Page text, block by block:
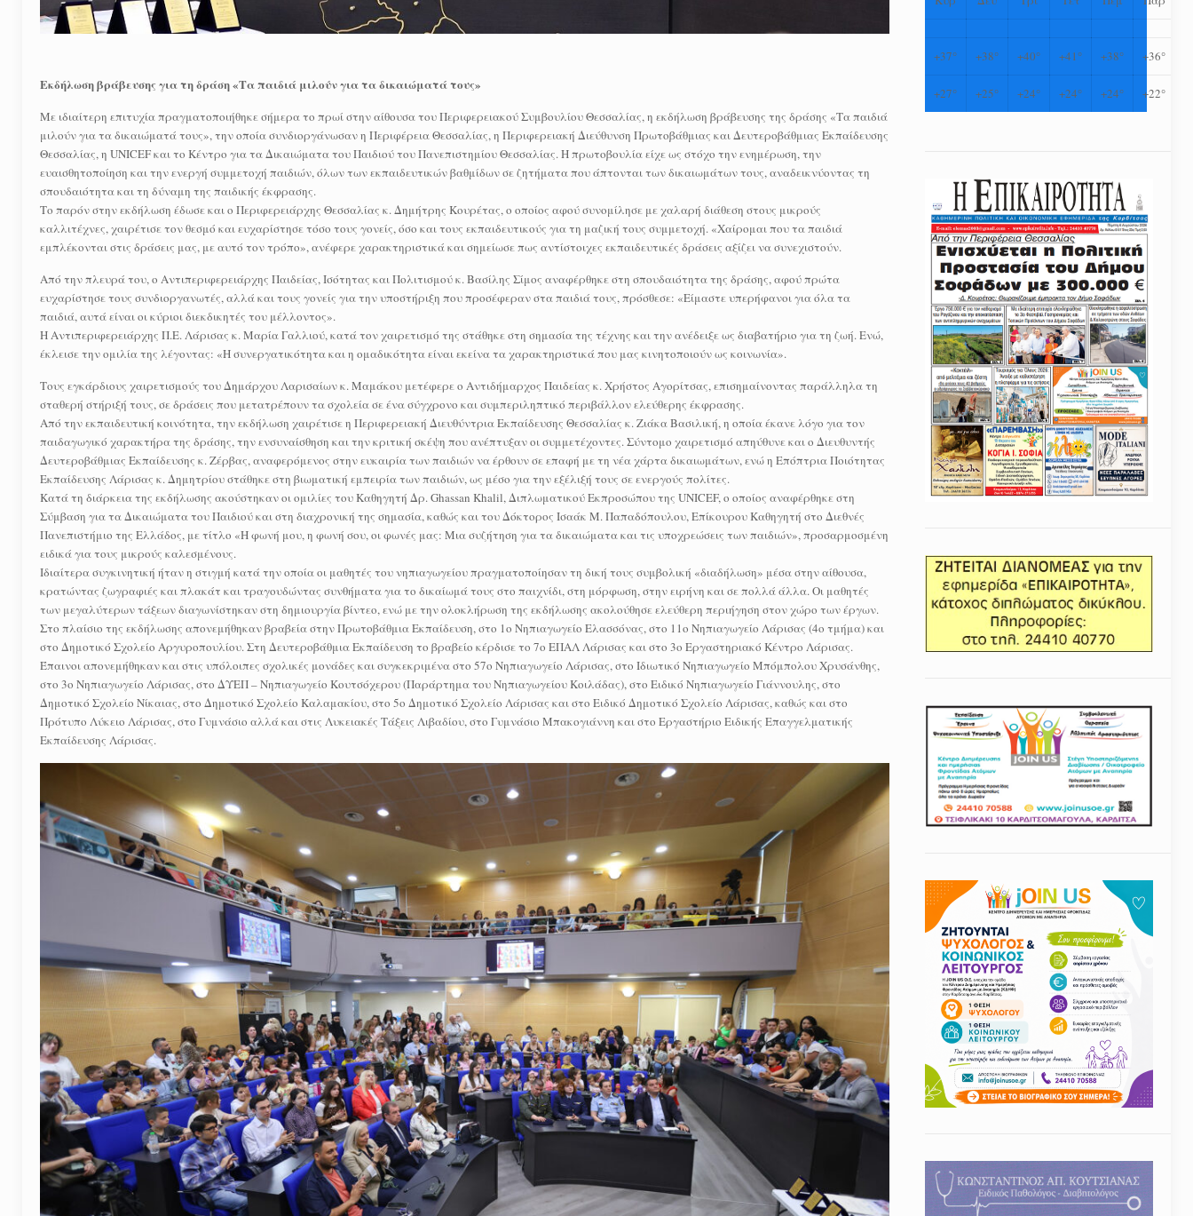
Εκδήλωση βράβευσης για τη δράση «Τα παιδιά μιλούν για τα δικαιώματά τους»
Με ιδιαίτερη επιτυχία πραγματοποιήθηκε σήμερα το πρωί στην αίθουσα του Περιφερειακού Συμβουλίου Θεσσαλίας, η εκδήλωση βράβευσης της δράσης «Τα παιδιά
μιλούν για τα δικαιώματά τους», την οποία συνδιοργάνωσαν η Περιφέρεια Θεσσαλίας, η Περιφερειακή Διεύθυνση Πρωτοβάθμιας και Δευτεροβάθμιας Εκπαίδευσης
Θεσσαλίας, η UNICEF και το Κέντρο για τα Δικαιώματα του Παιδιού του Πανεπιστημίου Θεσσαλίας. Η πρωτοβουλία είχε ως στόχο την ενημέρωση, την
ευαισθητοποίηση και την ενεργή συμμετοχή παιδιών, όλων των εκπαιδευτικών βαθμίδων σε ζητήματα που άπτονται των δικαιωμάτων τους, αναδεικνύοντας τη
σπουδαιότητα και τη δύναμη της παιδικής έκφρασης.
Το παρόν στην εκδήλωση έδωσε και ο Περιφερειάρχης Θεσσαλίας κ. Δημήτρης Κουρέτας, ο οποίος αφού συνομίλησε με χαλαρή διάθεση στους μικρούς
καλλιτέχνες, χαιρέτισε τον θεσμό και ευχαρίστησε τόσο τους γονείς, όσο και τους εκπαιδευτικούς για τη μαζική τους συμμετοχή. «Χαίρομαι που τα παιδιά
εμπλέκονται στις δράσεις μας, με αυτό τον τρόπο», ανέφερε χαρακτηριστικά και σημείωσε πως αντίστοιχες εκπαιδευτικές δράσεις αξίζει να συνεχιστούν.
Από την πλευρά του, ο Αντιπεριφερειάρχης Παιδείας, Ισότητας και Πολιτισμού κ. Βασίλης Σίμος αναφέρθηκε στη σπουδαιότητα της δράσης, αφού πρώτα
ευχαρίστησε τους συνδιοργανωτές, αλλά και τους γονείς για την υποστήριξη που προσέφεραν στα παιδιά τους, πρόσθεσε: «Είμαστε υπερήφανοι για όλα τα
παιδιά, αυτά είναι οι κύριοι διεκδικητές του μέλλοντος».
Η Αντιπεριφερειάρχης Π.Ε. Λάρισας κ. Μαρία Γαλλιού, κατά τον χαιρετισμό της στάθηκε στη σημασία της τέχνης και την ανέδειξε ως διαβατήριο για τη ζωή. Ενώ,
έκλεισε την ομιλία της λέγοντας: «Η συνεργατικότητα και η ομαδικότητα είναι εκείνα τα χαρακτηριστικά που μας κινητοποιούν ως κοινωνία».
Τους εγκάρδιους χαιρετισμούς του Δημάρχου Λαρισαίων κ. Μαμάκου μετέφερε ο Αντιδήμαρχος Παιδείας κ. Χρήστος Αγορίτσας, επισημαίνοντας παράλληλα τη
σταθερή στήριξή τους, σε δράσεις που μετατρέπουν τα σχολεία σε ένα σύγχρονο και συμπεριληπτικό περιβάλλον ελεύθερης έκφρασης.
Από την εκπαιδευτική κοινότητα, την εκδήλωση χαιρέτισε η Περιφερειακή Διευθύντρια Εκπαίδευσης Θεσσαλίας κ. Ζιάκα Βασιλική, η οποία έκανε λόγο για τον
παιδαγωγικό χαρακτήρα της δράσης, την ενσυναίσθηση και την κριτική σκέψη που ανέπτυξαν οι συμμετέχοντες. Σύντομο χαιρετισμό απηύθυνε και ο Διευθυντής
Δευτεροβάθμιας Εκπαίδευσης κ. Ζέρβας, αναφερόμενος στην ευκαιρία των παιδιών να έρθουν σε επαφή με τη νέα χάρτα δικαιωμάτων, ενώ η Επόπτρια Ποιότητας
Εκπαίδευσης Λάρισας κ. Δημητρίου στάθηκε στη βιωματική εμπειρία των παιδιών, ως μέσο για την εξέλιξή τους σε ενεργούς πολίτες.
Κατά τη διάρκεια της εκδήλωσης ακούστηκαν οι ομιλίες του Καθηγητή Δρ. Ghassan Khalil, Διπλωματικού Εκπροσώπου της UNICEF, ο οποίος αναφέρθηκε στη
Σύμβαση για τα Δικαιώματα του Παιδιού και στη διαχρονική της σημασία, καθώς και του Δόκτορος Ισαάκ Μ. Παπαδόπουλου, Επίκουρου Καθηγητή στο Διεθνές
Πανεπιστήμιο της Ελλάδος, με τίτλο «Η φωνή μου, η φωνή σου, οι φωνές μας: Μια συζήτηση για τα δικαιώματα και τις υποχρεώσεις των παιδιών», προσαρμοσμένη
ειδικά για τους μικρούς καλεσμένους.
Ιδιαίτερα συγκινητική ήταν η στιγμή κατά την οποία οι μαθητές του νηπιαγωγείου πραγματοποίησαν τη δική τους συμβολική «διαδήλωση» μέσα στην αίθουσα,
κρατώντας ζωγραφιές και πλακάτ και τραγουδώντας συνθήματα για το δικαίωμά τους στο παιχνίδι, στη μόρφωση, στην ειρήνη και σε πολλά άλλα. Οι μαθητές
των μεγαλύτερων τάξεων διαγωνίστηκαν στη δημιουργία βίντεο, ενώ με την ολοκλήρωση της εκδήλωσης ακολούθησε ελεύθερη περιήγηση στον χώρο των έργων.
Στο πλαίσιο της εκδήλωσης απονεμήθηκαν βραβεία στην Πρωτοβάθμια Εκπαίδευση, στο 1ο Νηπιαγωγείο Ελασσόνας, στο 11ο Νηπιαγωγείο Λάρισας (4ο τμήμα) και
στο Δημοτικό Σχολείο Αργυροπουλίου. Στη Δευτεροβάθμια Εκπαίδευση το βραβείο κέρδισε το 7ο ΕΠΑΛ Λάρισας και στο 3ο Εργαστηριακό Κέντρο Λάρισας.
Έπαινοι απονεμήθηκαν και στις υπόλοιπες σχολικές μονάδες και συγκεκριμένα στο 57ο Νηπιαγωγείο Λάρισας, στο Ιδιωτικό Νηπιαγωγείο Μπόμπολου Χρυσάνθης,
στο 3ο Νηπιαγωγείο Λάρισας, στο ΔΥΕΠ – Νηπιαγωγείο Κουτσόχερου (Παράρτημα του Νηπιαγωγείου Κοιλάδας), στο Ειδικό Νηπιαγωγείο Γιάννουλης, στο
Δημοτικό Σχολείο Νίκαιας, στο Δημοτικό Σχολείο Καλαμακίου, στο 5ο Δημοτικό Σχολείο Λάρισας και στο Ειδικό Δημοτικό Σχολείο Λάρισας, καθώς και στο
Πρότυπο Λύκειο Λάρισας, στο Γυμνάσιο αλλά και στις Λυκειακές Τάξεις Λιβαδίου, στο Γυμνάσιο Μπακογιάννη και στο Εργαστήριο Ειδικής Επαγγελματικής
Εκπαίδευσης Λάρισας.
+37° +38° +40° +41° +38° +36°
+27° +25° +24° +24° +24° +22°